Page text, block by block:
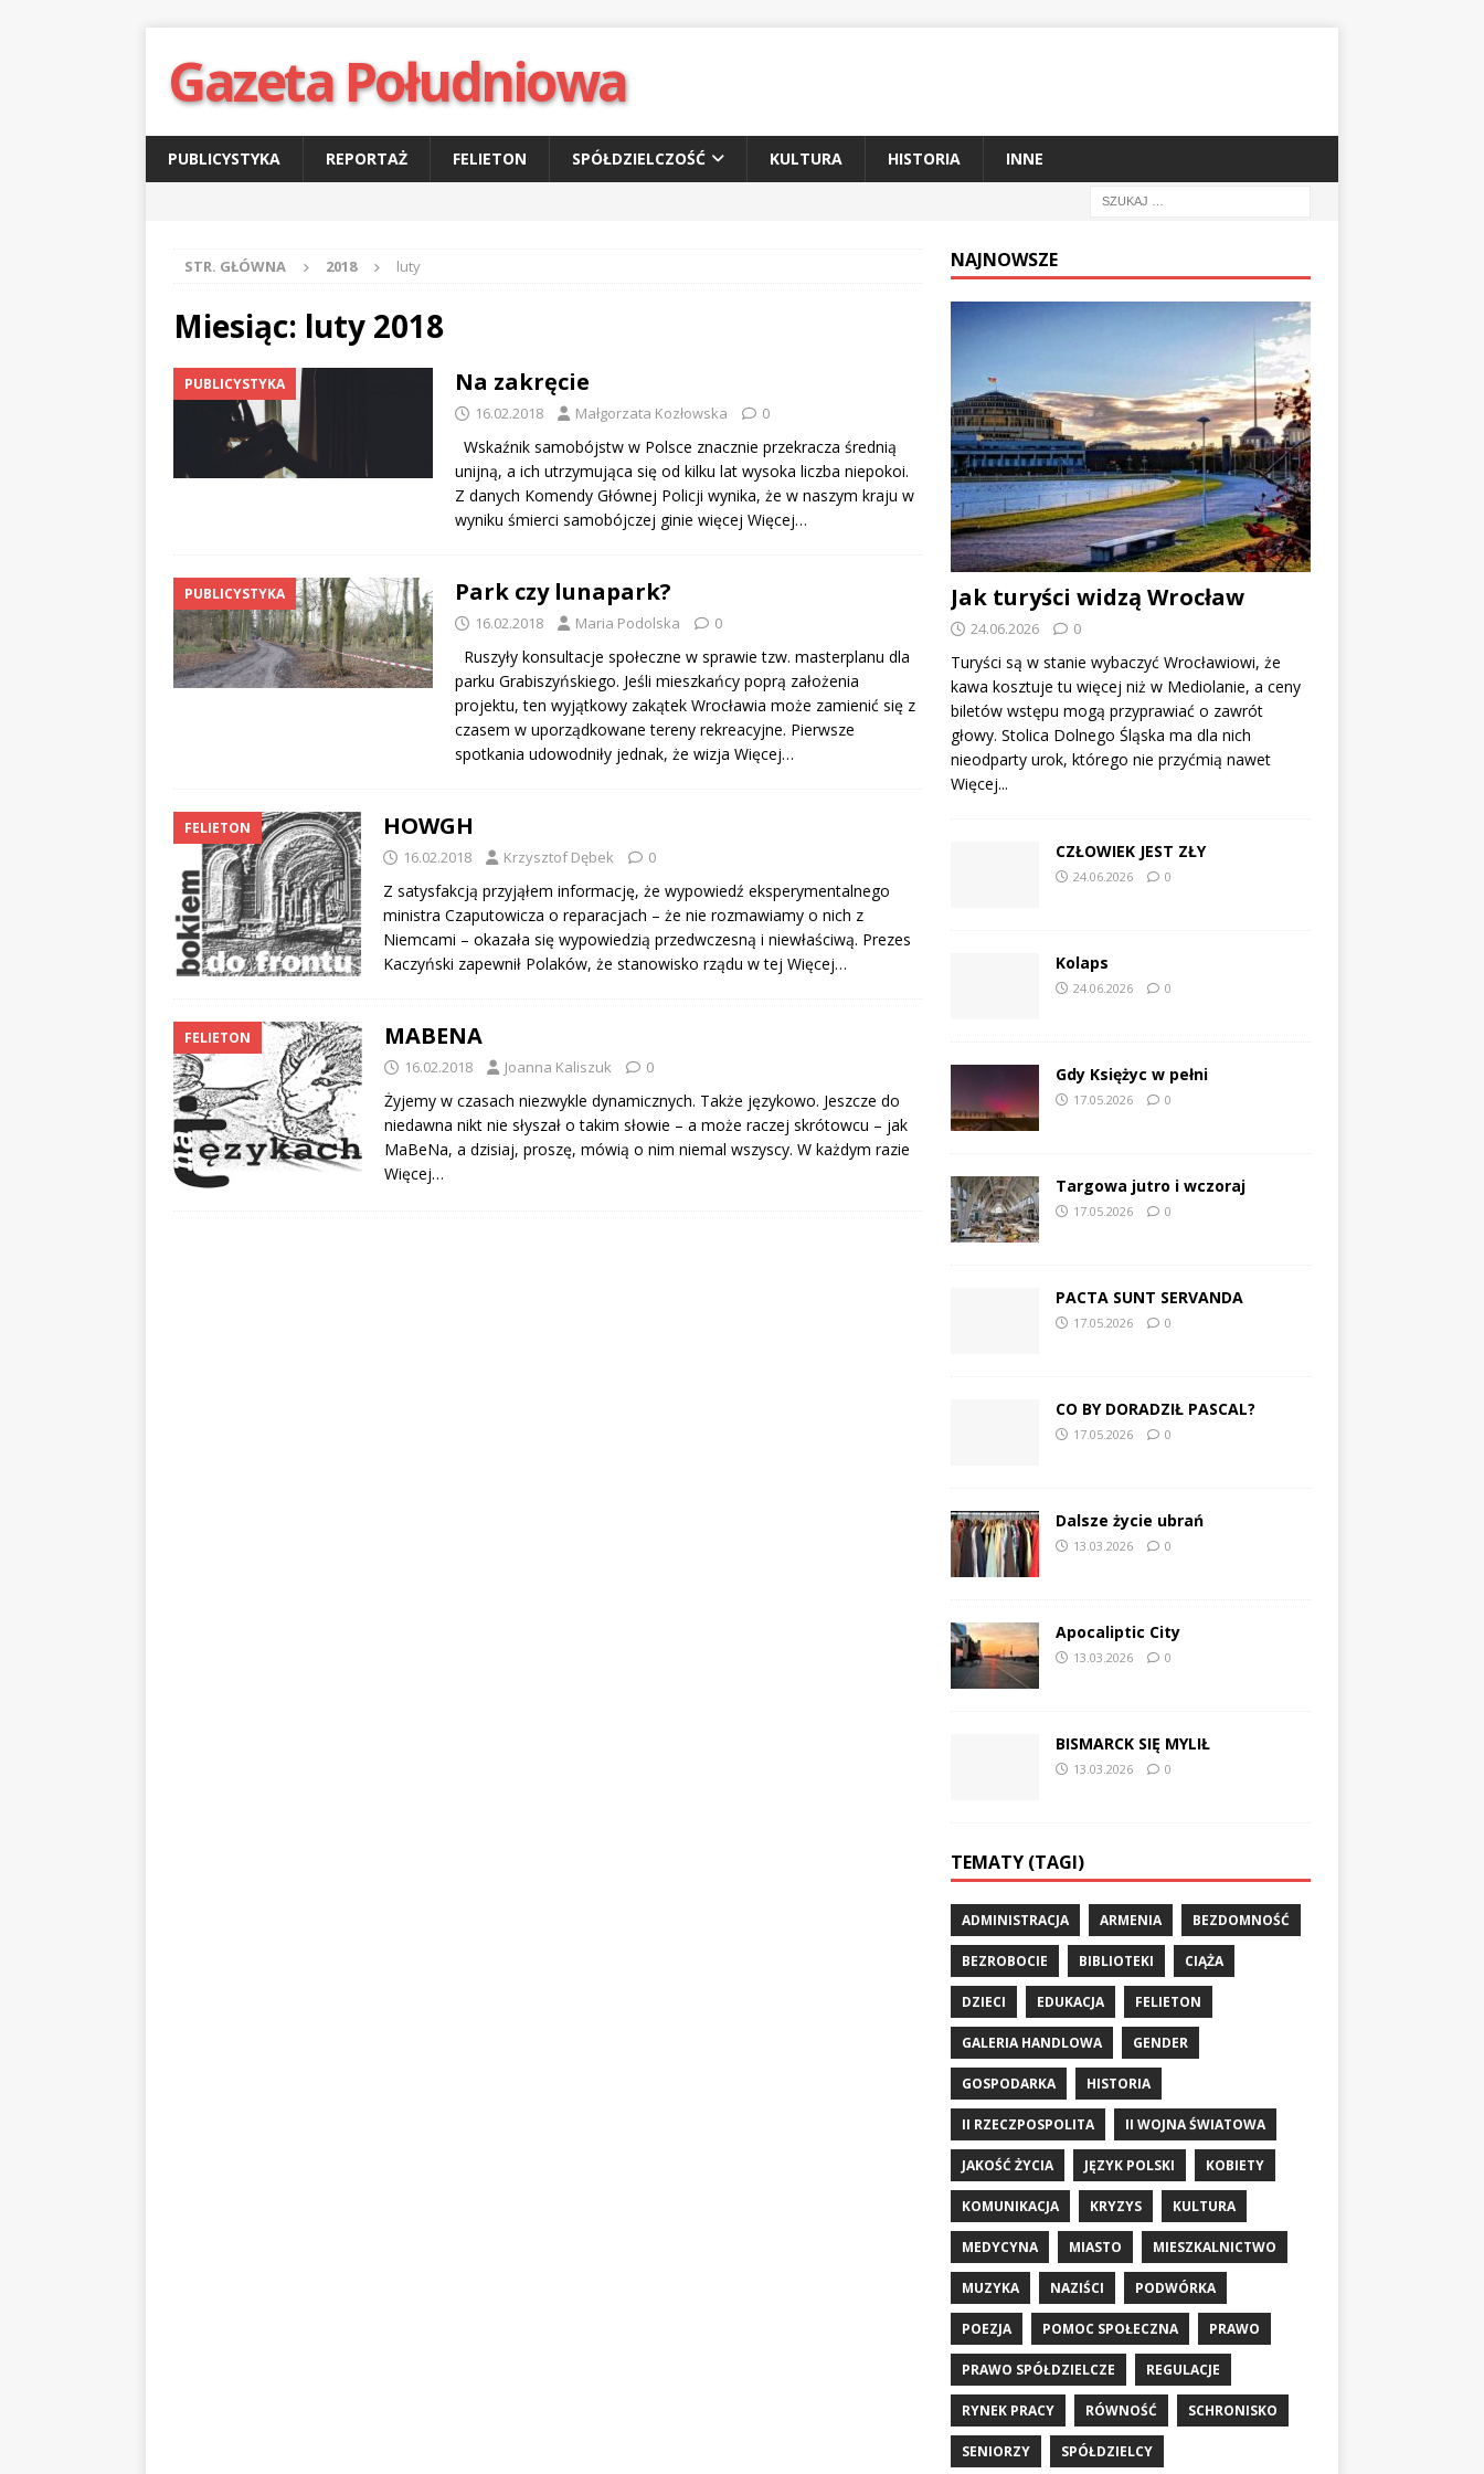
Gazeta Południowa
PUBLICYSTYKA REPORTAŻ FELIETON SPÓŁDZIELCZOŚĆ KULTURA HISTORIA INNE
STR. GŁÓWNA 2018 luty
Miesiąc: luty 2018
PUBLICYSTYKA Na zakręcie
16.02.2018 Małgorzata Kozłowska 0
Wskaźnik samobójstw w Polsce znacznie przekracza średnią
unijną, a ich utrzymująca się od kilku lat wysoka liczba niepokoi.
Z danych Komendy Głównej Policji wynika, że w naszym kraju w
wyniku śmierci samobójczej ginie więcej Więcej…
PUBLICYSTYKA Park czy lunapark?
16.02.2018 Maria Podolska 0
Ruszyły konsultacje społeczne w sprawie tzw. masterplanu dla
parku Grabiszyńskiego. Jeśli mieszkańcy poprą założenia
projektu, ten wyjątkowy zakątek Wrocławia może zamienić się z
czasem w uporządkowane tereny rekreacyjne. Pierwsze
spotkania udowodniły jednak, że wizja Więcej…
FELIETON HOWGH
16.02.2018 Krzysztof Dębek 0
Z satysfakcją przyjąłem informację, że wypowiedź eksperymentalnego
ministra Czaputowicza o reparacjach – że nie rozmawiamy o nich z
Niemcami – okazała się wypowiedzią przedwczesną i niewłaściwą. Prezes
Kaczyński zapewnił Polaków, że stanowisko rządu w tej Więcej…
FELIETON MABENA
16.02.2018 Joanna Kaliszuk 0
Żyjemy w czasach niezwykle dynamicznych. Także językowo. Jeszcze do
niedawna nikt nie słyszał o takim słowie – a może raczej skrótowcu – jak
MaBeNa, a dzisiaj, proszę, mówią o nim niemal wszyscy. W każdym razie
Więcej…
NAJNOWSZE
Jak turyści widzą Wrocław
24.06.2026 0
Turyści są w stanie wybaczyć Wrocławiowi, że
kawa kosztuje tu więcej niż w Mediolanie, a ceny
biletów wstępu mogą przyprawiać o zawrót
głowy. Stolica Dolnego Śląska ma dla nich
nieodparty urok, którego nie przyćmią nawet
Więcej...
CZŁOWIEK JEST ZŁY
24.06.2026 0
Kolaps
24.06.2026 0
Gdy Księżyc w pełni
17.05.2026 0
Targowa jutro i wczoraj
17.05.2026 0
PACTA SUNT SERVANDA
17.05.2026 0
CO BY DORADZIŁ PASCAL?
17.05.2026 0
Dalsze życie ubrań
13.03.2026 0
Apocaliptic City
13.03.2026 0
BISMARCK SIĘ MYLIŁ
13.03.2026 0
TEMATY (TAGI)
ADMINISTRACJA ARMENIA BEZDOMNOŚĆ
BEZROBOCIE BIBLIOTEKI CIĄŻA
DZIECI EDUKACJA FELIETON
GALERIA HANDLOWA GENDER
GOSPODARKA HISTORIA
II RZECZPOSPOLITA II WOJNA ŚWIATOWA
JAKOŚĆ ŻYCIA JĘZYK POLSKI KOBIETY
KOMUNIKACJA KRYZYS KULTURA
MEDYCYNA MIASTO MIESZKALNICTWO
MUZYKA NAZIŚCI PODWÓRKA
POEZJA POMOC SPOŁECZNA PRAWO
PRAWO SPÓŁDZIELCZE REGULACJE
RYNEK PRACY RÓWNOŚĆ SCHRONISKO
SENIORZY SPÓŁDZIELCY